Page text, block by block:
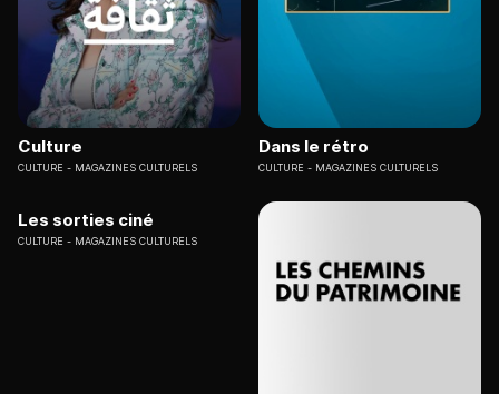
Culture
CULTURE MAGAZINES CULTURELS
Dans le rétro
CULTURE MAGAZINES CULTURELS
Les sorties ciné
CULTURE MAGAZINES CULTURELS